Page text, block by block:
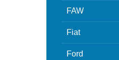
FAW
Fiat
Ford